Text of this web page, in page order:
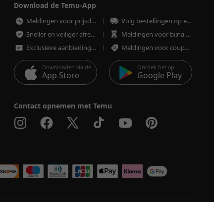
Download de Temu-App
Meldingen voor prijsdalingen
Volg bestellingen op elk moment
Sneller en veiliger afrekenen
Meldingen voor bijna uitverkochte artikelen
Exclusieve aanbiedingen
Meldingen voor coupons en aanbiedingen
Downloaden via de
App Store
Ontdek het op
Google Play
Contact opnemen met Temu